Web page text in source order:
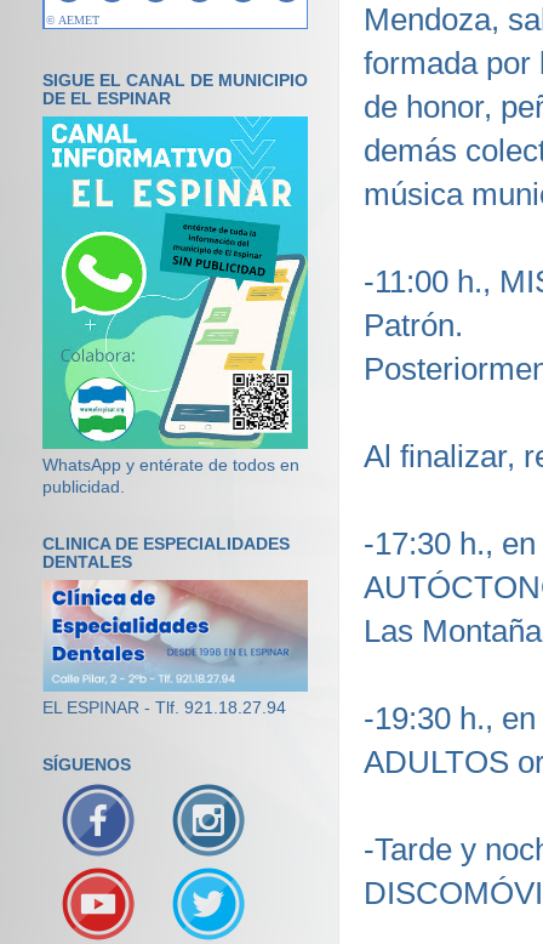
Mendoza,
formada por
de honor,
demás
música
-11:00 h.,
Patrón.
Al finalizar,
-17:30 h.,
Las
-19:30 h.,
ADULTOS
-Tarde y
SIGUE EL CANAL DE MUNICIPIO
DE EL ESPINAR
WhatsApp y entérate de todos en
publicidad.
CLINICA DE ESPECIALIDADES
DENTALES
EL ESPINAR - Tlf. 921.18.27.94
SÍGUENOS